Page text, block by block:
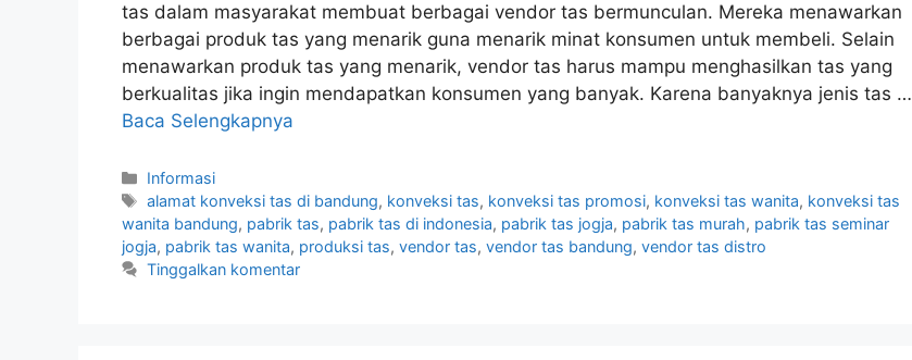
tas dalam masyarakat membuat berbagai vendor tas bermunculan. Mereka menawarkan
berbagai produk tas yang menarik guna menarik minat konsumen untuk membeli. Selain
menawarkan produk tas yang menarik, vendor tas harus mampu menghasilkan tas yang
berkualitas jika ingin mendapatkan konsumen yang banyak. Karena banyaknya jenis tas …
Baca Selengkapnya
Kategori
Informasi
Tag
alamat konveksi tas di bandung, konveksi tas, konveksi tas promosi, konveksi tas wanita, konveksi tas
wanita bandung, pabrik tas, pabrik tas di indonesia, pabrik tas jogja, pabrik tas murah, pabrik tas seminar
jogja, pabrik tas wanita, produksi tas, vendor tas, vendor tas bandung, vendor tas distro
Tinggalkan komentar